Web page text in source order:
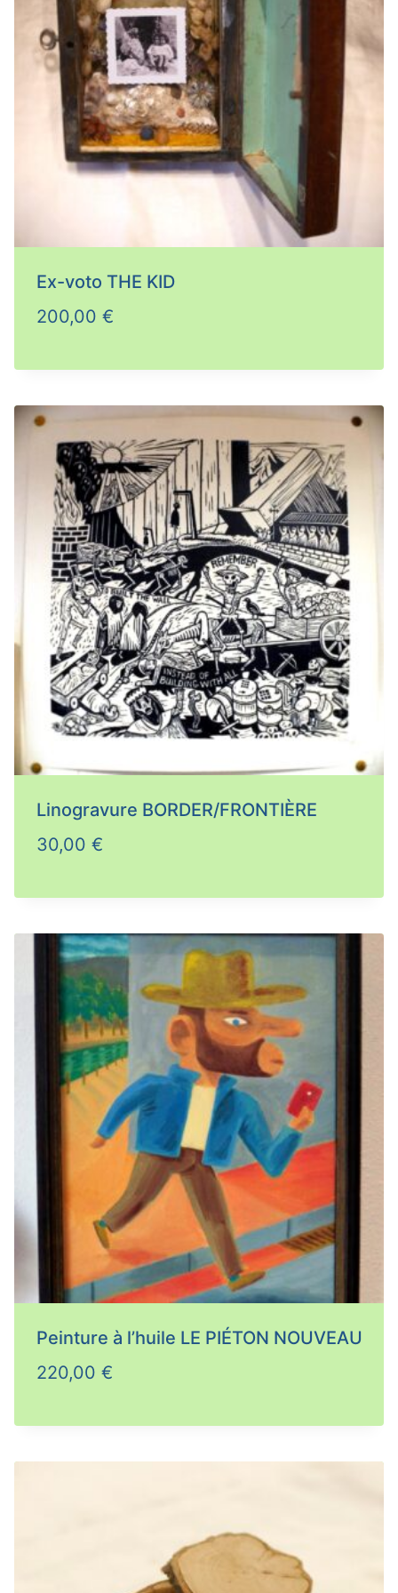
Ex-voto THE KID
200,00 €
Linogravure BORDER/FRONTIÈRE
30,00 €
Peinture à l’huile LE PIÉTON NOUVEAU
220,00 €